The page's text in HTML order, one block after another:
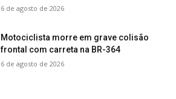
6 de agosto de 2026
Motociclista morre em grave colisão
frontal com carreta na BR-364
6 de agosto de 2026